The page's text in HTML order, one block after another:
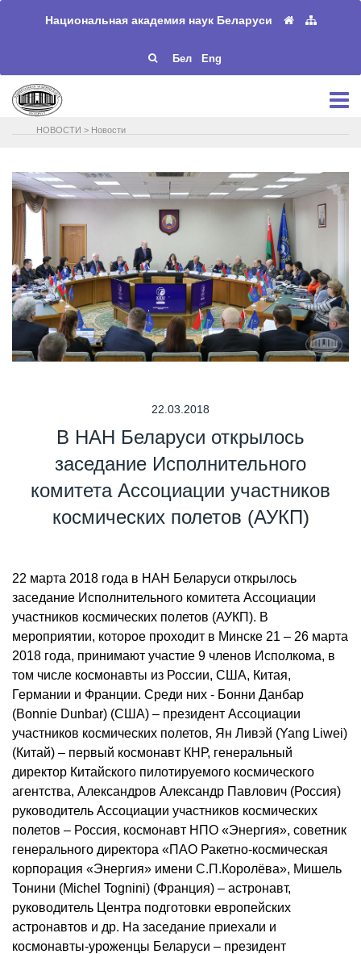
Национальная академия наук Беларуси
Бел Eng
НОВОСТИ > Новости
22.03.2018
В НАН Беларуси открылось
заседание Исполнительного
комитета Ассоциации участников
космических полетов (АУКП)
22 марта 2018 года в НАН Беларуси открылось
заседание Исполнительного комитета Ассоциации
участников космических полетов (АУКП). В
мероприятии, которое проходит в Минске 21 – 26 марта
2018 года, принимают участие 9 членов Исполкома, в
том числе космонавты из России, США, Китая,
Германии и Франции. Среди них - Бонни Данбар
(Bonnie Dunbar) (США) – президент Ассоциации
участников космических полетов, Ян Ливэй (Yang Liwei)
(Китай) – первый космонавт КНР, генеральный
директор Китайского пилотируемого космического
агентства, Александров Александр Павлович (Россия)
руководитель Ассоциации участников космических
полетов – Россия, космонавт НПО «Энергия», советник
генерального директора «ПАО Ракетно-космическая
корпорация «Энергия» имени С.П.Королёва», Мишель
Тонини (Michel Tognini) (Франция) – астронавт,
руководитель Центра подготовки европейских
астронавтов и др. На заседание приехали и
космонавты-уроженцы Беларуси – президент